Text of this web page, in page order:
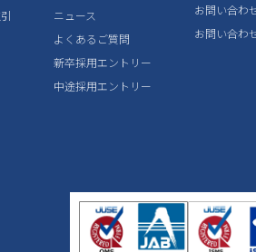
ニュース
よくあるご質問
新卒採用エントリー
中途採用エントリー
お問い合わ
お問い合わ